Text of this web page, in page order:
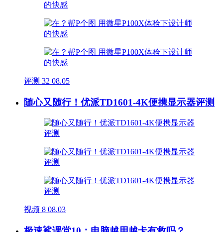
评测 32 08.05
随心又随行！优派TD1601-4K便携显示器评测
视频 8 08.03